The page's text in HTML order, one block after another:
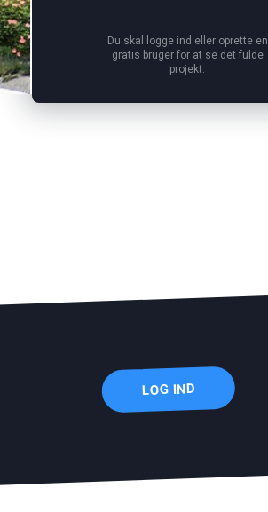
Du skal logge ind eller oprette en
gratis bruger for at se det fulde
projekt.
LOG IND